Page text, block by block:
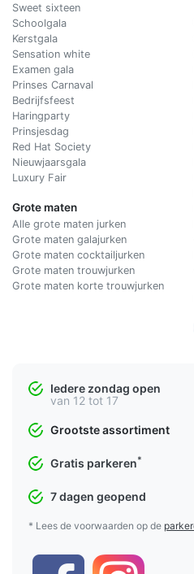
Sweet sixteen
Schoolgala
Kerstgala
Sensation white
Examen gala
Prinses Carnaval
Bedrijfsfeest
Haringparty
Prinsjesdag
Red Hat Society
Nieuwjaarsgala
Luxury Fair
Grote maten
Alle grote maten jurken
Grote maten galajurken
Grote maten cocktailjurken
Grote maten trouwjurken
Grote maten korte trouwjurken
Iedere zondag open
van 12 tot 17
Grootste assortiment
Gratis parkeren*
7 dagen geopend
* Lees de voorwaarden op de